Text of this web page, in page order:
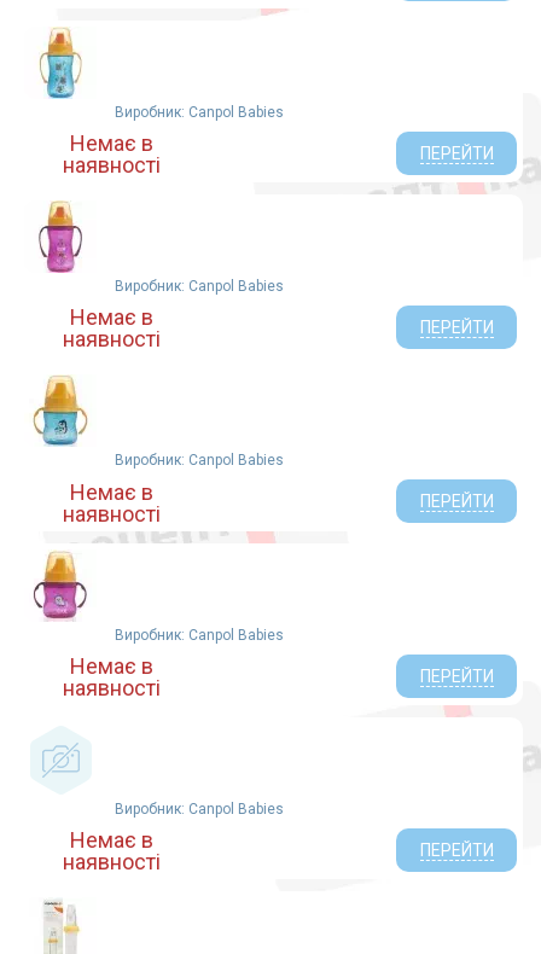
Lindo (2)
Wecare Baby Products Co.Ltd (3)
Royal King Infant Products Co., Itd. Таиланд (1)
Мастер Топ Трейдінг Лімітед (3)
Yiwu Lindo Mother and Baby Products Co.Ltd (1)
Виробник: Canpol Babies
Немає в
наявності
ПЕРЕЙТИ
Виробник: Canpol Babies
Немає в
наявності
ПЕРЕЙТИ
Виробник: Canpol Babies
Немає в
наявності
ПЕРЕЙТИ
Виробник: Canpol Babies
Немає в
наявності
ПЕРЕЙТИ
Виробник: Canpol Babies
Немає в
наявності
ПЕРЕЙТИ